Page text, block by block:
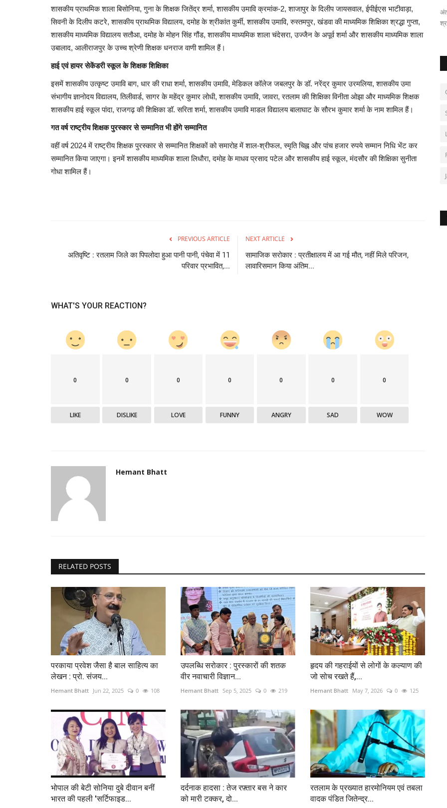
शासकीय प्राथमिक शाला बिसोनिया, गुना के शिक्षक जितेंद्र शर्मा, शासकीय उमावि क्रमांक-2, शाजापुर के दिलीप जायसवाल, ईपीईएस भाटीवाड़ा,
सिवनी के दिलीप कटरे, शासकीय प्राथमिक विद्यालय, दमोह के श्रीकांत कुर्मी, शासकीय उमावि, रुस्तमपुर, खंडवा की माध्यमिक शिक्षिका श्रद्धा गुप्ता,
शासकीय माध्यमिक विद्यालय सतौआ, दमोह के मोहन सिंह गौंड, शासकीय माध्यमिक शाला चंदेसरा, उज्जैन के अपूर्व शर्मा और शासकीय माध्यमिक शाला
उबालाद, आलीराजपुर के उच्च श्रेणी शिक्षक धनराज वाणी शामिल हैं।
हाई एवं हायर सेकेंडरी स्कूल के शिक्षक शिक्षिका
इसमें शासकीय उत्कृष्ट उमावि बाग, धार की राधा शर्मा, शासकीय उमावि, मेडिकल कॉलेज जबलपुर के डॉ. नरेंद्र कुमार उरमलिया, शासकीय उमा
संभागीय ज्ञानोदय विद्यालय, तिलीवार्ड, सागर के महेंद्र कुमार लोधी, शासकीय उमावि, जावरा, रतलाम की शिक्षिका विनीता ओझा और माध्यमिक शिक्षक
शासकीय हाई स्कूल पांदा, राजगढ़ की शिक्षिका डॉ. सरिता शर्मा, शासकीय उमावि माडल विद्यालय बालाघाट के सौरभ कुमार शर्मा के नाम शामिल हैं।
गत वर्ष राष्ट्रीय शिक्षक पुरस्कार से सम्मानित भी होंगे सम्मानित
वहीं वर्ष 2024 में राष्ट्रीय शिक्षक पुरस्कार से सम्मानित शिक्षकों को समारोह में शाल-श्रीफल, स्मृति चिह्न और पांच हजार रुपये सम्मान निधि भेंट कर
सम्मानित किया जाएगा। इनमें शासकीय माध्यमिक शाला लिधौरा, दमोह के माधव प्रसाद पटेल और शासकीय हाई स्कूल, मंदसौर की शिक्षिका सुनीता
गोधा शामिल हैं।
PREVIOUS ARTICLE
अतिवृष्टि : रतलाम जिले का पिपलोदा हुआ पानी पानी, पंचेवा में 11
परिवार प्रभावित,...
NEXT ARTICLE
सामाजिक सरोकार : प्रतीक्षालय में आ गई मौत, नहीं मिले परिजन,
लावारिसमान किया अंतिम...
WHAT'S YOUR REACTION?
0
LIKE
0
DISLIKE
0
LOVE
0
FUNNY
0
ANGRY
0
SAD
0
WOW
Hemant Bhatt
RELATED POSTS
परकाया प्रवेश जैसा है बाल साहित्य का
लेखन : प्रो. संजय...
Hemant Bhatt Jun 22, 2025 0 108
उपलब्धि सरोकार : पुरस्कारों की शतक
वीर नवाचारी विज्ञान...
Hemant Bhatt Sep 5, 2025 0 219
हृदय की गहराईयों से लोगों के कल्याण की
जो सोच रखते हैं,...
Hemant Bhatt May 7, 2026 0 125
भोपाल की बेटी सोनिया दुबे दीवान बनीं
भारत की पहली 'सर्टिफाइड...
दर्दनाक हादसा : तेज रफ़्तार बस ने कार
को मारी टक्कर, दो...
रतलाम के प्रख्यात हारमोनियम एवं तबला
वादक पंडित जितेन्द्र...